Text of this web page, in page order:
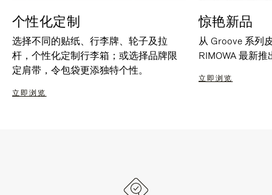
个性化定制
选择不同的贴纸、行李牌、轮子及拉
杆，个性化定制行李箱；或选择品牌限
定肩带，令包袋更添独特个性。
立即浏览
惊艳新品
从 Groove 系列
RIMOWA 最新
立即浏览